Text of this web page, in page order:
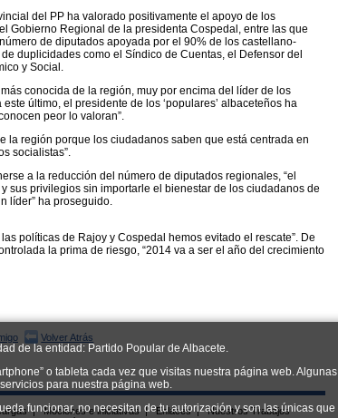
de la entidad: Partido Popular de Albacete.
o tableta cada vez que visitas nuestra página web. Algunas
para nuestra página web.
funcionar, no necesitan de tu autorización y son las únicas que
del PP ha valorado positivamente el apoyo de los
Gobierno Regional de la presidenta Cospedal, entre las que
de diputados apoyada por el 90% de los castellano-
duplicidades como el Síndico de Cuentas, el Defensor del
y Social.
conocida de la región, muy por encima del líder de los
último, el presidente de los ‘populares’ albaceteños ha
peor lo valoran”.
la región porque los ciudadanos saben que está centrada en
socialistas”.
a la reducción del número de diputados regionales, “el
sus privilegios sin importarle el bienestar de los ciudadanos de
líder” ha proseguido.
políticas de Rajoy y Cospedal hemos evitado el rescate”. De
la prima de riesgo, “2014 va a ser el año del crecimiento
Volver Atrás
| Mociones e iniciativas | Enlaces |
Nuestros Trabajos